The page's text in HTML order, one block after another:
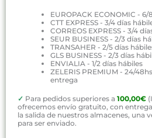
EUROPACK ECONOMIC - 6/
CTT EXPRESS - 3/4 días
CORREOS EXPRESS - 3/4
SEUR BUSINESS - 2/3 días
TRANSAHER - 2/5 días
GLS BUSINESS - 2/3 días
ENVIALIA - 1/2 días hábiles
ZELERIS PREMIUM - 24/
entrega
✓ Para pedidos superiores a 100,00€
ofrecemos envío gratuito, con
la salida de nuestros almacenes, una
para ser enviado.